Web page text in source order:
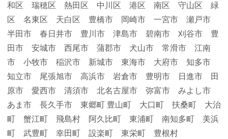
和区 瑞穂区 熱田区 中川区 港区 南区 守山区 緑
区 名東区 天白区 豊橋市 岡崎市 一宮市 瀬戸市
半田市 春日井市 豊川市 津島市 碧南市 刈谷市 豊
田市 安城市 西尾市 蒲郡市 犬山市 常滑市 江南
市 小牧市 稲沢市 新城市 東海市 大府市 知多市
知立市 尾張旭市 高浜市 岩倉市 豊明市 日進市 田
原市 愛西市 清須市 北名古屋市 弥富市 みよし市
あま市 長久手市 東郷町 豊山町 大口町 扶桑町 大治
町 蟹江町 飛島村 阿久比町 東浦町 南知多町 美浜
町 武豊町 幸田町 設楽町 東栄町 豊根村